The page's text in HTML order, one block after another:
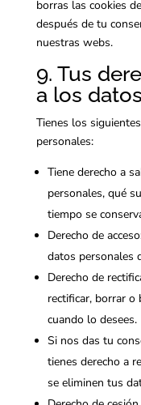
borras las cookies
después de tu
nuestras webs.
9. Tus
a los
Tienes los
personales:
Tiene derecho a
personales, qué
tiempo se
Derecho de
datos personales
Derecho de
rectificar, borrar
cuando lo desees.
Si nos das tu
tienes derecho a
se eliminen tus